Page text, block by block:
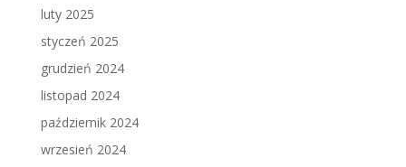
luty 2025
styczeń 2025
grudzień 2024
listopad 2024
październik 2024
wrzesień 2024